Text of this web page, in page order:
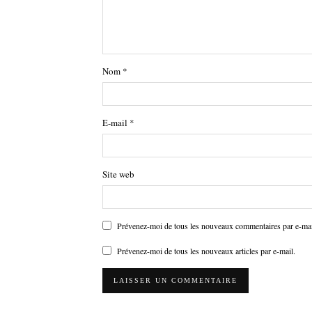
Nom *
E-mail *
Site web
Prévenez-moi de tous les nouveaux commentaires par e-
Prévenez-moi de tous les nouveaux articles par e-mail.